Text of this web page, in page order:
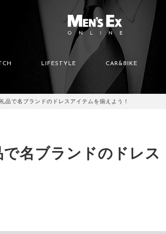
LIFESTYLE CAR&BIKE
品で名ブランドのドレスアイテムを揃えよう！
名ブランドのドレス